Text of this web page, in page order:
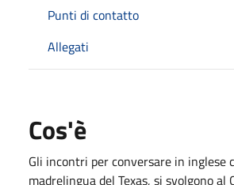
Punti di contatto
Allegati
Cos'è
Gli incontri per conversare in inglese
madrelingua del Texas, si svolgono al